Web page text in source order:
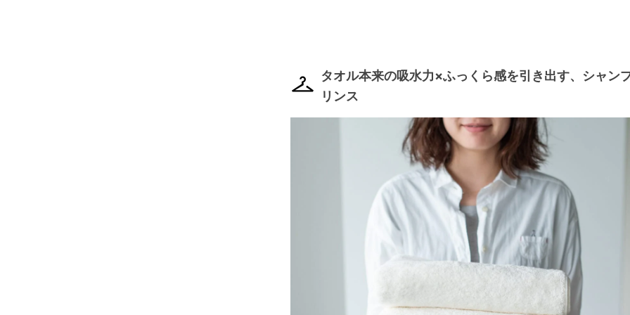
タオル本来の吸水力×ふっくら感を引き出す、シャン
リンス